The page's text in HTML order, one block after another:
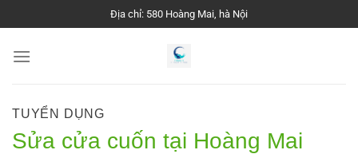
đến
nội
Địa chỉ: 580 Hoàng Mai, hà Nội
TUYỂN DỤNG
Sửa cửa cuốn tại Hoàng Mai